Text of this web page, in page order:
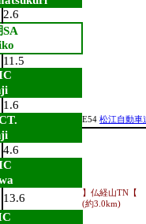
2.6
11.5
1.6
E54 松江自動車
4.6
13.6
】仏経山TN【
(約3.0km)